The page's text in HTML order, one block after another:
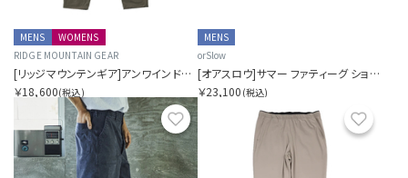
MENS
WOMENS
RIDGE MOUNTAIN GEAR
[リッジマウンテンギア]アンワインドパンツ
￥18,600(税込)
MENS
orSlow
[オアスロウ]サマー ファティーグ ショーツ グリーン
￥23,100 (税込)
お気に入り